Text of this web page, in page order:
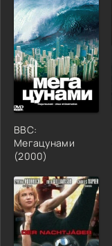
BBC:
Мегацунами
(2000)